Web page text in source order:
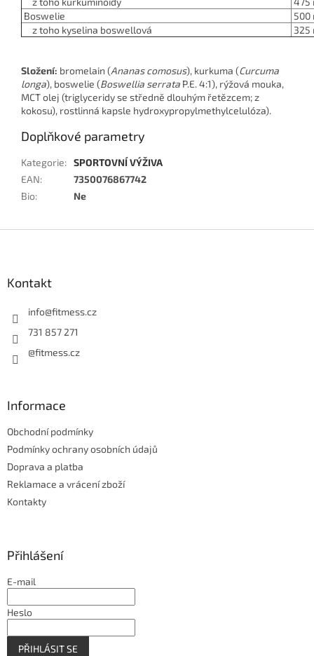
Boswelie
500
z toho kyselina boswellová
325
Složení: bromelain (Ananas comosus), kurkuma (Curcuma
longa), boswelie (Boswellia serrata P.E. 4:1), rýžová mouka,
MCT olej (triglyceridy se středně dlouhým řetězcem; z
kokosu), rostlinná kapsle hydroxypropylmethylcelulóza).
Doplňkové parametry
Kategorie: SPORTOVNÍ VÝŽIVA
EAN:
7350076867742
Bio: Ne
Kontakt
info@fitmess.cz
731 857 271
@fitmess.cz
Informace
Obchodní podmínky
Podmínky ochrany osobních údajů
Doprava a platba
Reklamace a vrácení zboží
Kontakty
Přihlášení
E-mail
Heslo
PŘIHLÁSIT SE